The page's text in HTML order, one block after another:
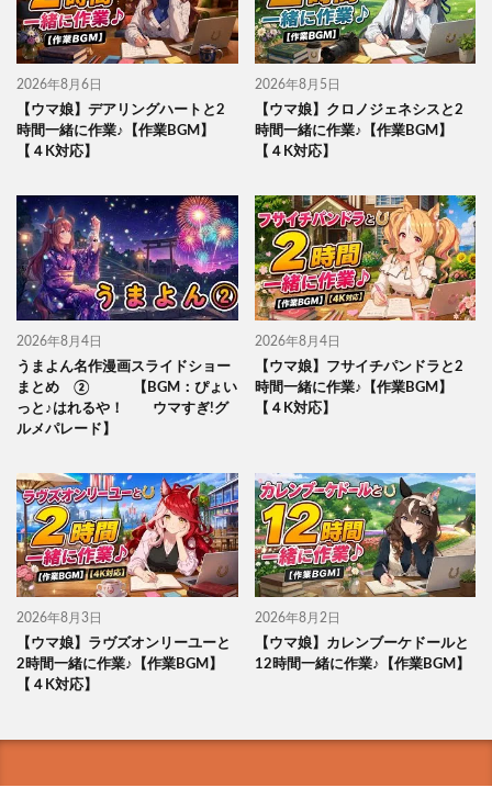
2026年8月6日
【ウマ娘】デアリングハートと2
時間一緒に作業♪【作業BGM】
【４K対応】
2026年8月5日
【ウマ娘】クロノジェネシスと2
時間一緒に作業♪【作業BGM】
【４K対応】
2026年8月4日
うまよん名作漫画スライドショー
まとめ ② 【BGM：ぴょい
っと♪はれるや！ ウマすぎ!グ
ルメパレード】
2026年8月4日
【ウマ娘】フサイチパンドラと2
時間一緒に作業♪【作業BGM】
【４K対応】
2026年8月3日
【ウマ娘】ラヴズオンリーユーと
2時間一緒に作業♪【作業BGM】
【４K対応】
2026年8月2日
【ウマ娘】カレンブーケドールと
12時間一緒に作業♪【作業BGM】